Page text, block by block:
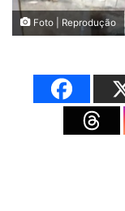
Foto | Reprodução